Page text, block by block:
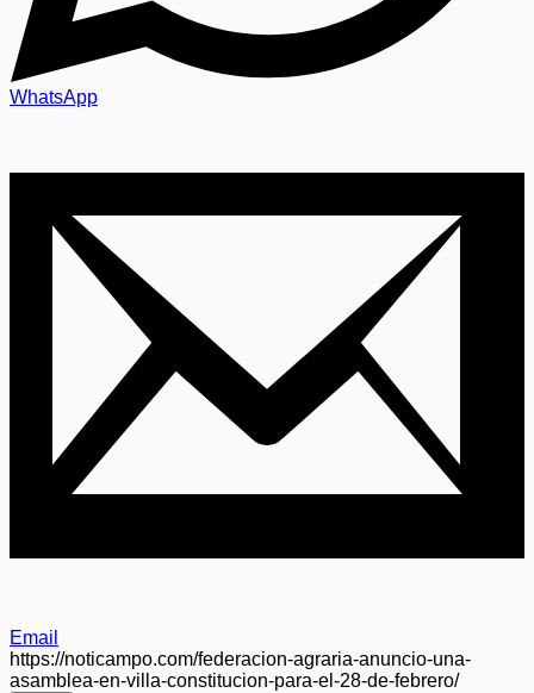
WhatsApp
Email
https://noticampo.com/federacion-agraria-anuncio-una-
asamblea-en-villa-constitucion-para-el-28-de-febrero/